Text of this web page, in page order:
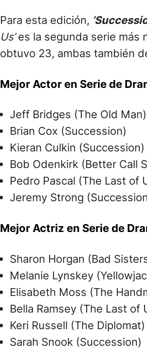
Para esta edición,
Us’es la segunda serie más
obtuvo 23, ambas también
Mejor Actor en Serie de
Jeff Bridges (The Old Man)
Brian Cox (Succession)
Kieran Culkin (Succession)
Bob Odenkirk (Better Call
Pedro Pascal (The Last of
Jeremy Strong
Mejor Actriz en Serie de
Sharon Horgan (Bad
Melanie Lynskey
Elisabeth Moss (The
Bella Ramsey (The Last of
Keri Russell (The Diplomat)
Sarah Snook (Succession)